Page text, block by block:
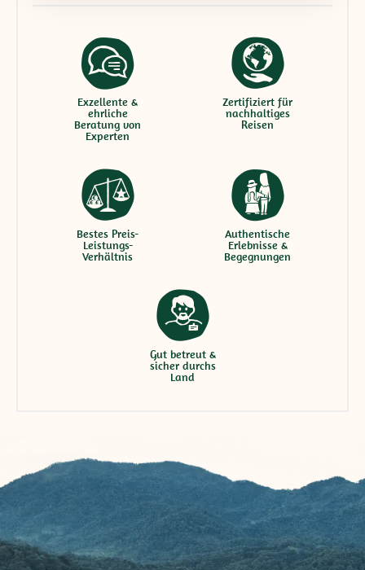
Exzellente &
ehrliche
Beratung von
Experten
Zertifiziert für
nachhaltiges
Reisen
Bestes Preis-
Leistungs-
Verhältnis
Authentische
Erlebnisse &
Begegnungen
Gut betreut &
sicher durchs
Land